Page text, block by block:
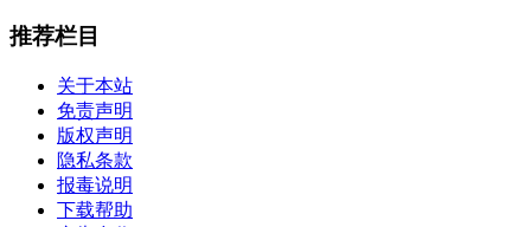
推荐栏目
关于本站
免责声明
版权声明
隐私条款
报毒说明
下载帮助